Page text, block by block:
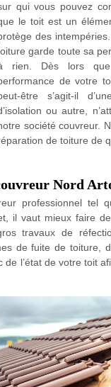
qui vous pouvez
le toit est un
des
garde toute sa
rien. Dès lors que
de votre
être s’agit-il
ou autre,
société couvreur.
de toiture de
Nord
professionnel tel
il vaut mieux faire
travaux de
de fuite de toiture,
l’état de votre toit